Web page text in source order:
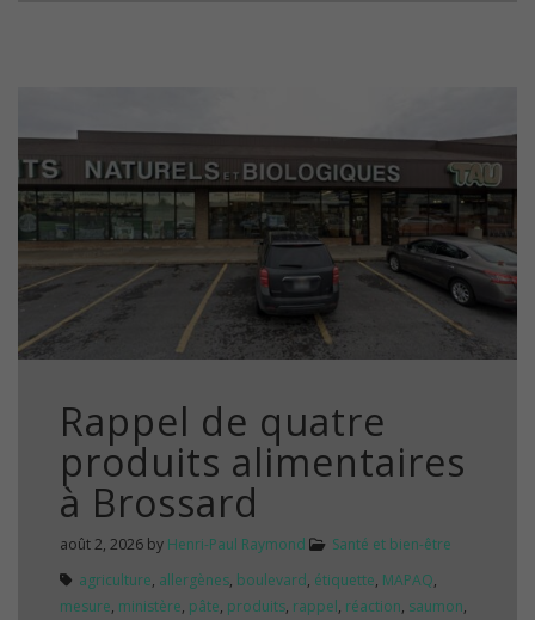
Rappel de quatre
produits alimentaires
à Brossard
août 2, 2026 by Henri-Paul Raymond
Santé et bien-être
agriculture, allergènes, boulevard, étiquette, MAPAQ,
mesure, ministère, pâte, produits, rappel, réaction, saumon,